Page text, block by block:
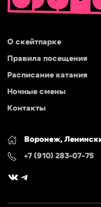
О скейтпарке
Правила посещения
Расписание катания
Ночные смены
Контакты
Воронеж,
+7 (910) 283-07-75
ВКонтакте
Telegram